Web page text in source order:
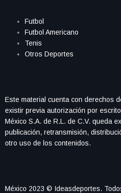
Futbol
Futbol Americano
Tenis
Otros Deportes
Este material cuenta con derechos
existir previa autorización por
México S.A. de R.L. de C.V. queda
publicación, retransmisión,
otro uso de los contenidos.
México 2023 © Ideasdeportes.